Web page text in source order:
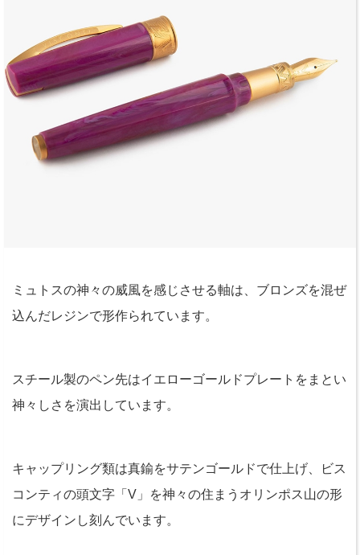
ミュトスの神々の威風を感じさせる軸は、ブロンズを混ぜ
込んだレジンで形作られています。
スチール製のペン先はイエローゴールドプレートをまとい
神々しさを演出しています。
キャップリング類は真鍮をサテンゴールドで仕上げ、ビス
コンティの頭文字「V」を神々の住まうオリンポス山の形
にデザインし刻んでいます。